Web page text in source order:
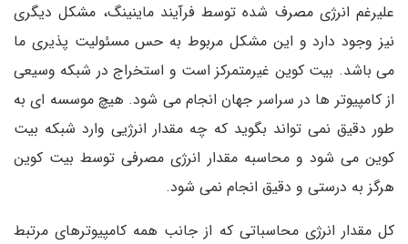
علیرغم انرژی مصرف شده توسط فرآیند ماینینگ، مشکل دیگری
نیز وجود دارد و این مشکل مربوط به حس مسئولیت پذیری ما
می باشد. بیت کوین غیرمتمرکز است و استخراج در شبکه وسیعی
از کامپیوتر ها در سراسر جهان انجام می شود. هیچ موسسه ای به
طور دقیق نمی تواند بگوید که چه مقدار انرژیی وارد شبکه بیت
کوین می شود و محاسبه مقدار انرژی مصرفی توسط بیت کوین
هرگز به درستی و دقیق انجام نمی شود.
کل مقدار انرژی محاسباتی که از جانب همه کامپیوترهای مرتبط